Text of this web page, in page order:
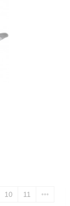
10 11
•••